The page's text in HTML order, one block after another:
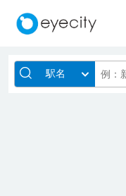
駅名